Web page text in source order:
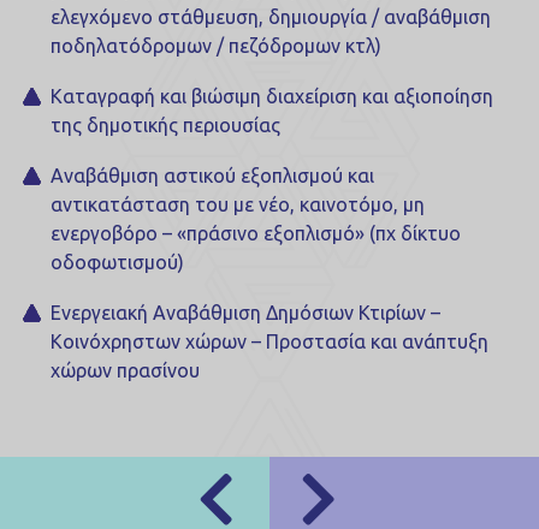
ελεγχόμενο στάθμευση, δημιουργία / αναβάθμιση
ποδηλατόδρομων / πεζόδρομων κτλ)
Καταγραφή και βιώσιμη διαχείριση και αξιοποίηση
της δημοτικής περιουσίας
Αναβάθμιση αστικού εξοπλισμού και
αντικατάσταση του με νέο, καινοτόμο, μη
ενεργοβόρο – «πράσινο εξοπλισμό» (πχ δίκτυο
οδοφωτισμού)
Ενεργειακή Αναβάθμιση Δημόσιων Κτιρίων –
Κοινόχρηστων χώρων – Προστασία και ανάπτυξη
χώρων πρασίνου